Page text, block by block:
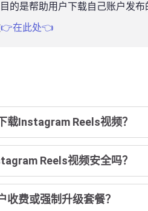
的是帮助用户下载自己账户发
👉在此处👈
载Instagram Reels视频？
Reels视频安全吗？
收费或强制升级套餐？